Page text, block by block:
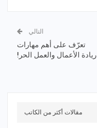
التالي
تعرّف على أهم مهارات
ريادة الأعمال والعمل الحر!
مقالات أكثر من الكاتب